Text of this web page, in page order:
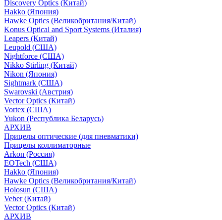
Discovery Optics (Китай)
Hakko (Япония)
Hawke Optics (Великобритания/Китай)
Konus Optical and Sport Systems (Италия)
Leapers (Китай)
Leupold (США)
Nightforce (США)
Nikko Stirling (Китай)
Nikon (Япония)
Sightmark (США)
Swarovski (Австрия)
Vector Optics (Китай)
Vortex (США)
Yukon (Республика Беларусь)
АРХИВ
Прицелы оптические (для пневматики)
Прицелы коллиматорные
Arkon (Россия)
EOTech (США)
Hakko (Япония)
Hawke Optics (Великобритания/Китай)
Holosun (США)
Veber (Китай)
Vector Optics (Китай)
АРХИВ